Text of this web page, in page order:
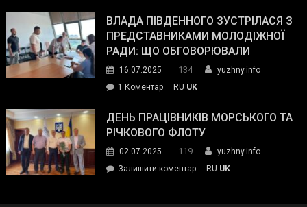
окупанти.
Маємо
діяти
команда
Південного
провів
інспекцію
укриття
ВЛАДА ПІВДЕННОГО ЗУСТРІЛАСЯ З
ПРЕДСТАВНИКАМИ МОЛОДІЖНОЇ
РАДИ: ЩО ОБГОВОРЮВАЛИ
16.07.2025 134
yuzhny.info
1 Коментардо
Південного
зустрілася
представниками
молодіжної
RU UK
ДЕНЬ ПРАЦІВНИКІВ МОРСЬКОГО ТА
РІЧКОВОГО ФЛОТУ
02.07.2025 119
yuzhny.info
Залишити коментарon
RU UK